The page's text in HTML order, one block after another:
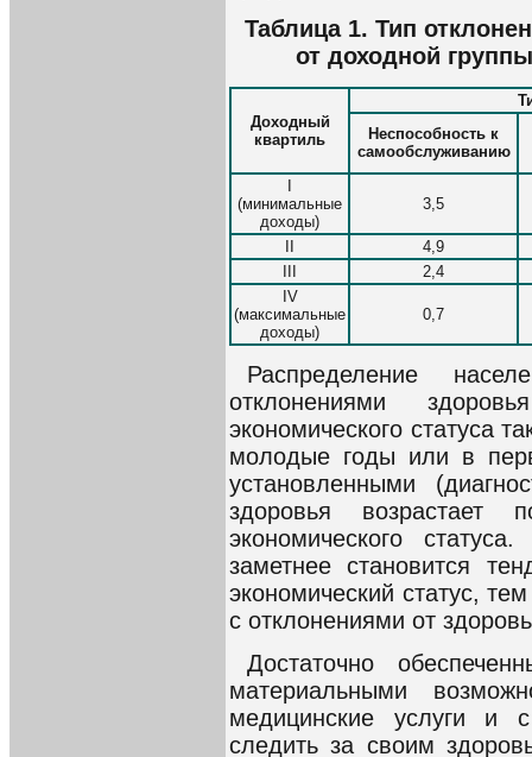
Таблица 1. Тип
от доходной
Доходный
квартиль
Неспособность к
самообслуживанию
I
(минимальные
доходы)
3,5
II
4,9
III
2,4
IV
(максимальные
доходы)
0,7
Распределение
отклонениями
экономического статуса
молодые годы или в
установленными
здоровья возрастает
экономического
заметнее становится
экономический статус,
с отклонениями от
Достаточно
материальными
медицинские услуги и
следить за своим